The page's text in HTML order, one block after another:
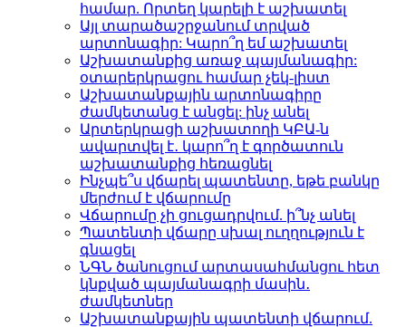
համար. Որտեղ կարելի է աշխատել
Այլ տարածաշրջանում տրված
արտոնագիր: Կարո՞ղ եմ աշխատել
Աշխատանքից առաջ պայմանագիր:
օտարերկրացու համար չեկ-լիստ
Աշխատանքային արտոնագիրը
ժամկետանց է անցել: ինչ անել
Արտերկրացի աշխատողի ԿԲԱ-ն
ավարտվել է․ կարո՞ղ է գործատուն
աշխատանքից հեռացնել
Ինչպե՞ս վճարել պատենտը, եթե բանկը
մերժում է վճարումը
Վճարումը չի ցուցադրվում. ի՞նչ անել
Պատենտի վճարը սխալ ուղղություն է
գնացել
ՆԳՆ ծանուցում արտասահմանցու հետ
կնքված պայմանագրի մասին․
ժամկետներ
Աշխատանքային պատենտի վճարում.